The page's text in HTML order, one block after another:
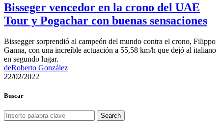
Bisseger vencedor en la crono del UAE
Tour y Pogachar con buenas sensaciones
Bissegger sorprendió al campeón del mundo contra el crono, Filippo
Ganna, con una increíble actuación a 55,58 km/h que dejó al italiano
en segundo lugar.
deRoberto González
22/02/2022
Buscar
Search